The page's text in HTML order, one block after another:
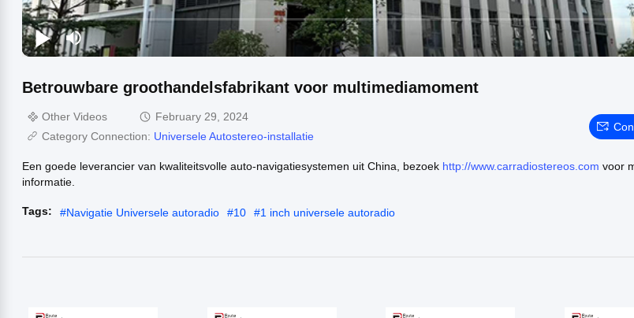
Betrouwbare groothandelsfabrikant voor multimediamoment
Other Videos
February 29, 2024
Category Connection: Universele Autostereo-installatie
Een goede leverancier van kwaliteitsvolle auto-navigatiesystemen uit China, bezoek http://www.carradiostereos.com voor
informatie.
Tags: #Navigatie Universele autoradio #10 #1 inch universele autoradio